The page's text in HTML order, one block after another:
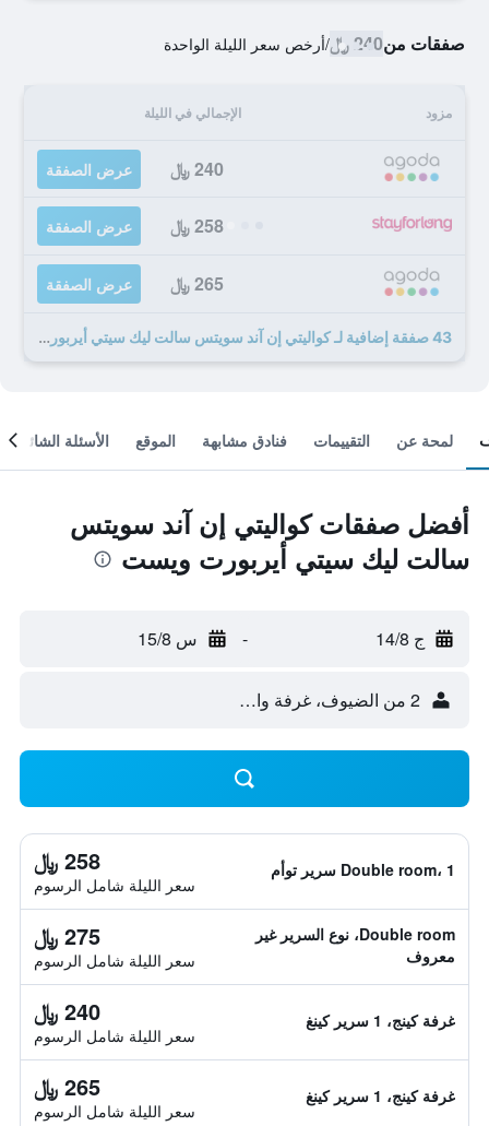
صفقات من240 ﷼ /أرخص سعر الليلة الواحدة
مزود الإجمالي في الليلة
240 ﷼ عرض الصفقة
258 ﷼ عرض الصفقة
265 ﷼ عرض الصفقة
43 صفقة إضافية لـ كواليتي إن آند سويتس سالت ليك سيتي أيربورت ويست
لمحة عن التقييمات فنادق مشابهة الموقع الأسئلة الشائعة
أفضل صفقات كواليتي إن آند سويتس
سالت ليك سيتي أيربورت ويست
ج 14/8 - س 15/8
2 من الضيوف، غرفة واحدة
Double room، 1 سرير توأم 258 ﷼
سعر الليلة شامل الرسوم
Double room، نوع السرير غير
معروف
275 ﷼
سعر الليلة شامل الرسوم
غرفة كينج، 1 سرير كينغ 240 ﷼
سعر الليلة شامل الرسوم
غرفة كينج، 1 سرير كينغ 265 ﷼
سعر الليلة شامل الرسوم